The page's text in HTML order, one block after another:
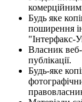
Будь яке
поширення
"Інтерфакс-
Власник
публікації.
Будь-яке